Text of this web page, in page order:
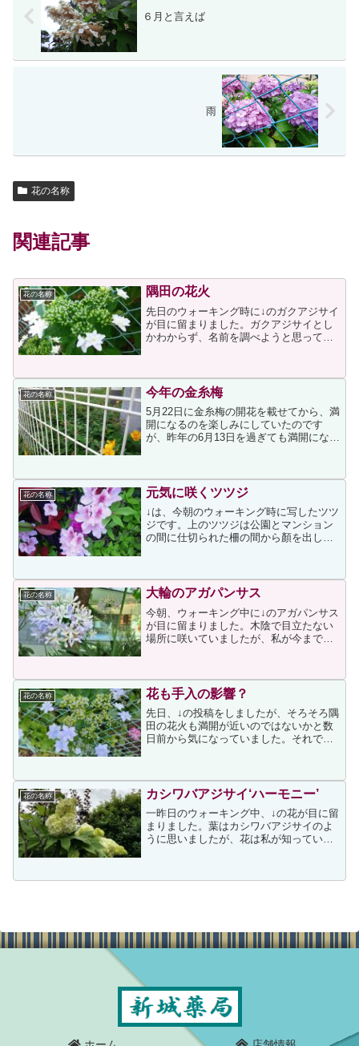
６月と言えば
雨
花の名称
関連記事
花の名称 隅田の花火
先日のウォーキング時に↓のガクアジサイ
が目に留まりました。ガクアジサイとし
かわからず、名前を調べようと思ってそ
「隅田の花火」というそうですビックリ
マークを付けたのは、品種...
花の名称 今年の金糸梅
5月22日に金糸梅の開花を載せてから、満
開になるのを楽しみにしていたのです
が、昨年の6月13日を過ぎても満開になる
でしょうか。毎年同じではないのが自然
の摂理と理解してい...
花の名称 元気に咲くツツジ
↓は、今朝のウォーキング時に写したツツ
ジです。上のツツジは公園とマンション
の間に仕切られた柵の間から顏を出して
赤く色づいた葉を持つレッドロビンはマ
ンション側に植えられて...
花の名称 大輪のアガパンサス
今朝、ウォーキング中に↓のアガパンサス
が目に留まりました。木陰で目立たない
場所に咲いていましたが、私が今までに
も咲いているのですが、今年は不作なの
か放射状に咲くはずの花...
花の名称 花も手入の影響？
先日、↓の投稿をしましたが、そろそろ隅
田の花火も満開が近いのではないかと数
日前から気になっていました。それで朝
れません。そのうちの一...
花の名称 カシワバアジサイ‘ハーモニー’
一昨日のウォーキング中、↓の花が目に留
まりました。葉はカシワバアジサイのよ
うに思いましたが、花は私が知っている
ら写しました。そして昨日、一昨日写し